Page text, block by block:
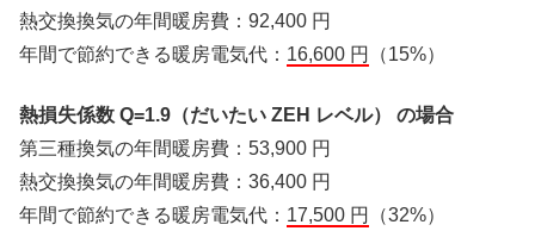
熱交換換気の年間暖房費：92,400 円
年間で節約できる暖房電気代： 16,600 円 （15%）
熱損失係数 Q=1.9（だいたい ZEH レベル） の場合
第三種換気の年間暖房費：53,900 円
熱交換換気の年間暖房費：36,400 円
年間で節約できる暖房電気代： 17,500 円 （32%）